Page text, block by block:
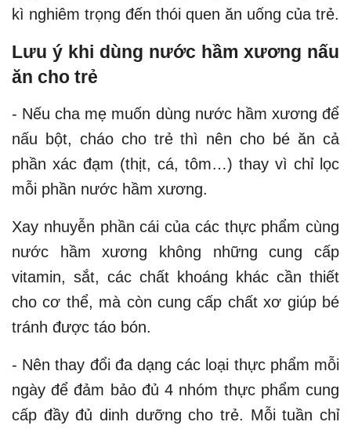
kì nghiêm trọng đến thói quen ăn uống của trẻ.
Lưu ý khi dùng nước hầm xương nấu
ăn cho trẻ
- Nếu cha mẹ muốn dùng nước hầm xương để
nấu bột, cháo cho trẻ thì nên cho bé ăn cả
phần xác đạm (thịt, cá, tôm…) thay vì chỉ lọc
mỗi phần nước hầm xương.
Xay nhuyễn phần cái của các thực phẩm cùng
nước hầm xương không những cung cấp
vitamin, sắt, các chất khoáng khác cần thiết
cho cơ thể, mà còn cung cấp chất xơ giúp bé
tránh được táo bón.
- Nên thay đổi đa dạng các loại thực phẩm mỗi
ngày để đảm bảo đủ 4 nhóm thực phẩm cung
cấp đầy đủ dinh dưỡng cho trẻ. Mỗi tuần chỉ